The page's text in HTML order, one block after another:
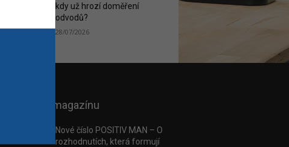
kdy už hrozí doměření
odvodů?
28/07/2026
Číst e-verzi magazínu
Nové číslo POSITIV MAN – O
rozhodnutích, která formují